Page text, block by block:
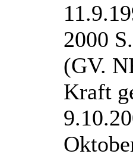
2000
(GV.
Kraft